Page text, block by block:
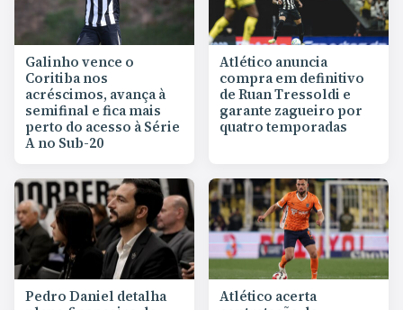
Galinho vence o
Coritiba nos
acréscimos, avança à
semifinal e fica mais
perto do acesso à Série
A no Sub-20
Atlético anuncia
compra em definitivo
de Ruan Tressoldi e
garante zagueiro por
quatro temporadas
Pedro Daniel detalha
Atlético acerta